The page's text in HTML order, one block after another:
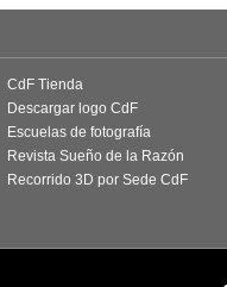
CdF Tienda
Descargar logo CdF
Escuelas de fotografía
Revista Sueño de la Razón
Recorrido 3D por Sede CdF